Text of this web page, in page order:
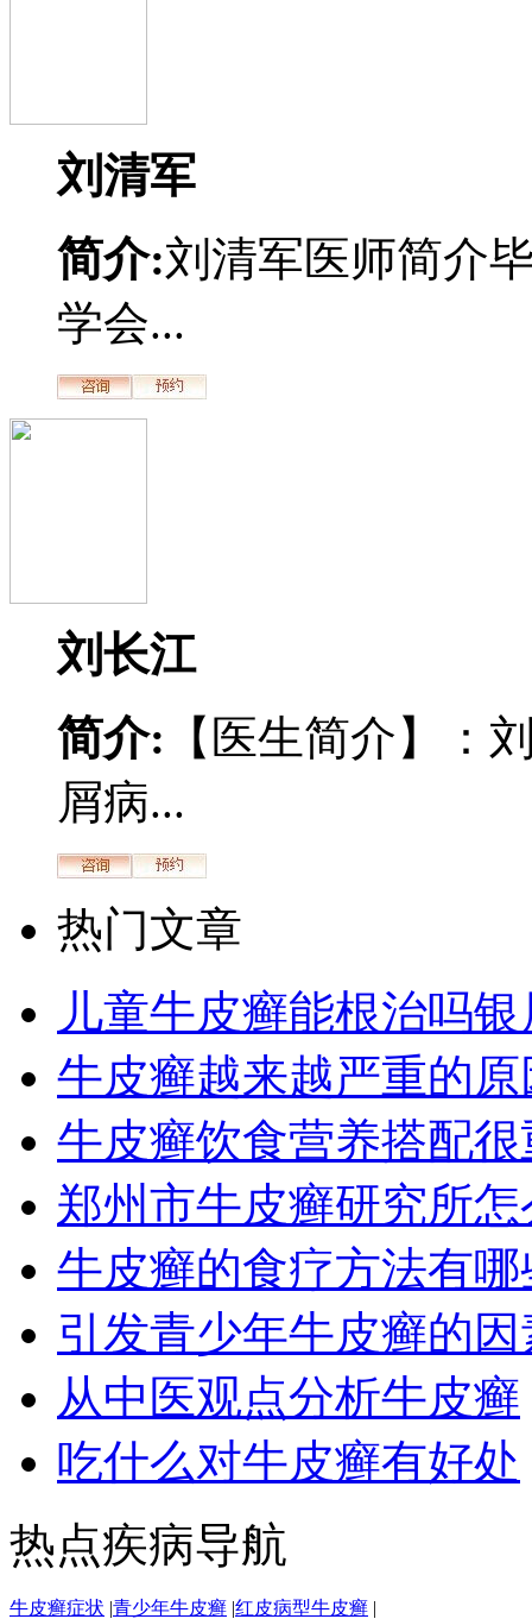
刘清军
简介:刘清军医师简介
学会...
刘长江
简介: 【医生简介】：
屑病...
热门文章
儿童牛皮癣能根治吗
牛皮癣越来越严重的
牛皮癣饮食营养搭配很
郑州市牛皮癣研究所怎
牛皮癣的食疗方法有哪
引发青少年牛皮癣的
从中医观点分析牛皮癣
吃什么对牛皮癣有好处
热点疾病导航
牛皮癣症状 |青少年牛皮癣 |红皮病型牛皮癣 |